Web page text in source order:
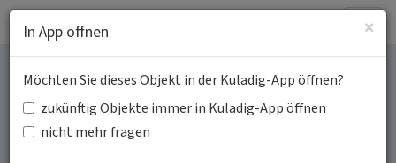
Bunte Kerken im
Oberbergischen Kreis
×
In App öffnen
Möchten Sie dieses Objekt in der Kuladig-App öffnen?
zukünftig Objekte immer in Kuladig-App öffnen
nicht mehr fragen